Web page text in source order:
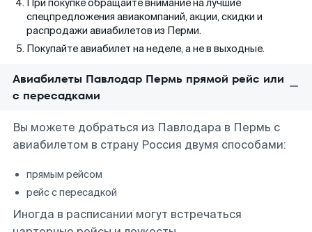
При покупке обращайте внимание на лучшие
спецпредложения авиакомпаний, акции, скидки и
распродажи авиабилетов из Перми.
Покупайте авиабилет на неделе, а не в выходные.
Авиабилеты Павлодар Пермь прямой рейс или
с пересадками
Вы можете добраться из Павлодара в Пермь с
авиабилетом в страну Россия двумя способами:
прямым рейсом
рейс с пересадкой
Иногда в расписании могут встречаться